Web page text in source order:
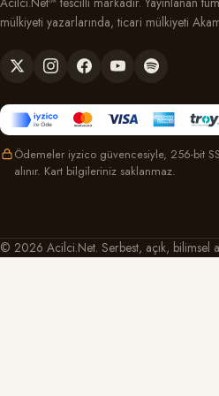
mülkiyeti yazarlarında, ticari mülkiyeti
Ödemeler iyzico güvencesiyle, 256-bit
alınır. Kart bilgileriniz saklanmaz.
© 2026 Acilci.Net. Serbest, açık, bilimsel